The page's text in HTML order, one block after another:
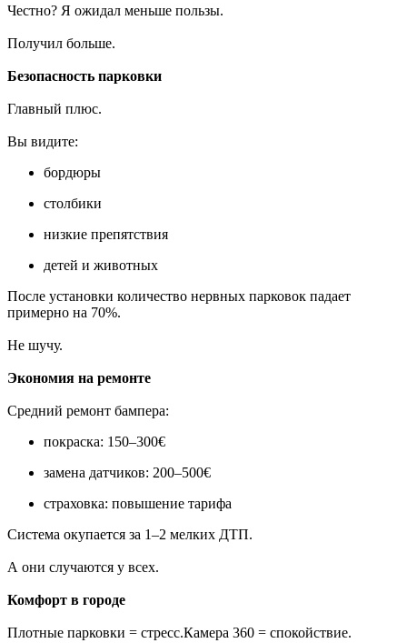
Честно? Я ожидал меньше пользы.
Получил больше.
Безопасность парковки
Главный плюс.
Вы видите:
бордюры
столбики
низкие препятствия
детей и животных
После установки количество нервных парковок падает
примерно на 70%.
Не шучу.
Экономия на ремонте
Средний ремонт бампера:
покраска: 150–300€
замена датчиков: 200–500€
страховка: повышение тарифа
Система окупается за 1–2 мелких ДТП.
А они случаются у всех.
Комфорт в городе
Плотные парковки = стресс.Камера 360 = спокойствие.